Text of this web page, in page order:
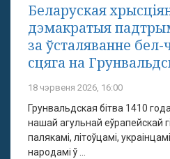
Беларуская
дэмакратыя
за ўсталяванне
сцяга на
18 чэрвеня 2026, 16:00
Грунвальдская бітва 1410
нашай агульнай еўрапейскай
палякамі, літоўцамі,
народамі ў ...